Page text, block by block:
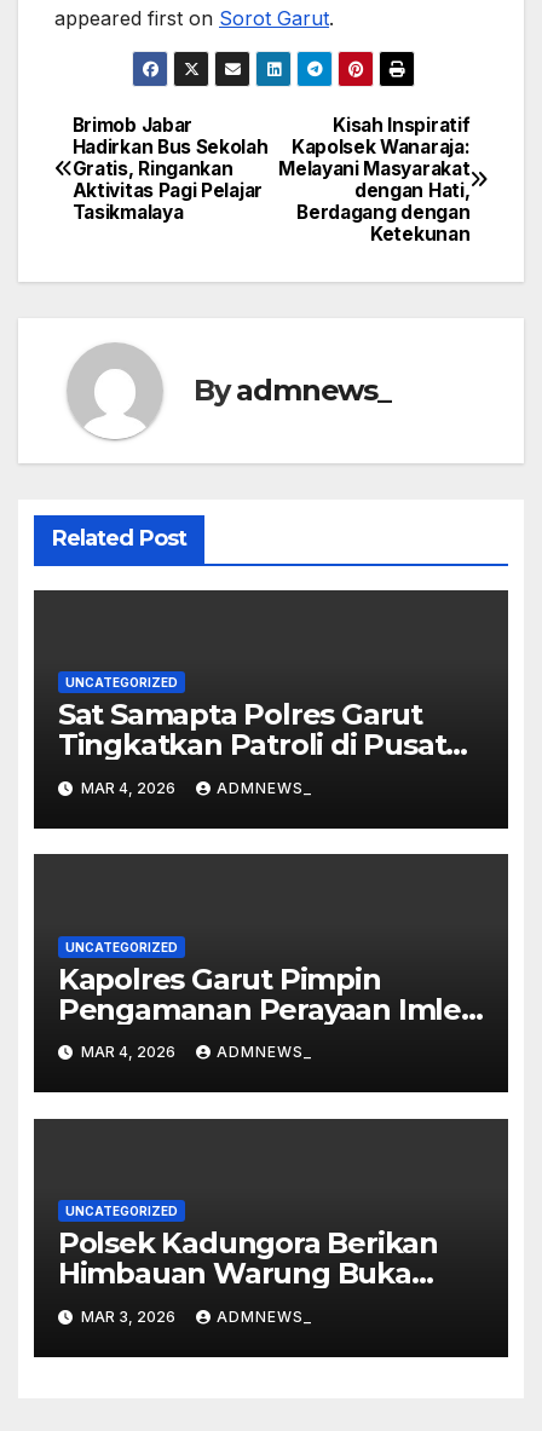
appeared first on Sorot Garut.
Post
navigation
Kisah Inspiratif
Kapolsek Wanaraja:
Melayani Masyarakat
dengan Hati,
Berdagang dengan
Ketekunan
Brimob Jabar
Hadirkan Bus Sekolah
Gratis, Ringankan
Aktivitas Pagi Pelajar
Tasikmalaya
Byadmnews_
Related Post
UNCATEGORIZED
Sat Samapta Polres Garut
Tingkatkan Patroli di Pusat
Perbelanjaan
MAR 4, 2026 ADMNEWS_
UNCATEGORIZED
Kapolres Garut Pimpin
Pengamanan Perayaan Imlek
dan Malam Cap Go Meh
2577/2026 di Vihara Dharma
Loka
MAR 4, 2026 ADMNEWS_
UNCATEGORIZED
Polsek Kadungora Berikan
Himbauan Warung Buka
Siang Hari
MAR 3, 2026 ADMNEWS_